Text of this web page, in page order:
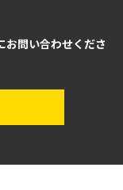
お問い合わせくださ